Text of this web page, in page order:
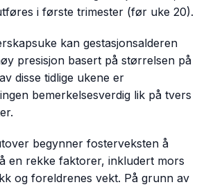
i første trimester (før uke 20).
kan gestasjonsalderen
presisjon basert på størrelsen på
disse tidlige ukene er
bemerkelsesverdig lik på tvers
begynner fosterveksten å
en rekke faktorer, inkludert mors
og foreldrenes vekt. På grunn av